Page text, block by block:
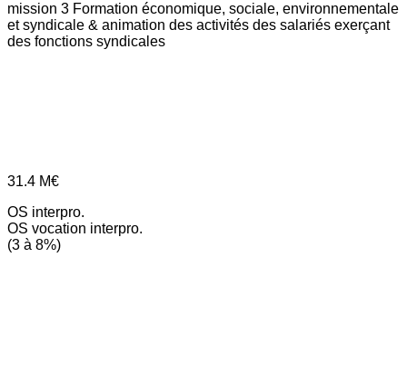
mission 3 Formation économique, sociale, environnementale
et syndicale & animation des activités des salariés exerçant
des fonctions syndicales
31.4 M€
OS interpro.
OS vocation interpro.
(3 à 8%)